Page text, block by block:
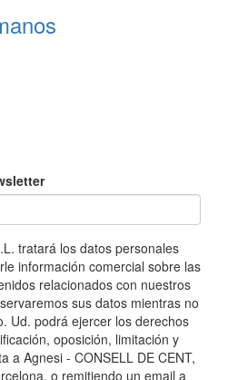
tratará los datos personales
información comercial sobre las
relacionados con nuestros
sus datos mientras no
Ud. podrá ejercer los derechos
oposición, limitación y
a Agnesi - CONSELL DE CENT,
o remitiendo un email a